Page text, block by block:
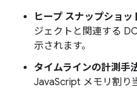
ヒープ スナップショッ
ジェクトと関連する
示されます。
タイムラインの計測手
JavaScript メモリ割り